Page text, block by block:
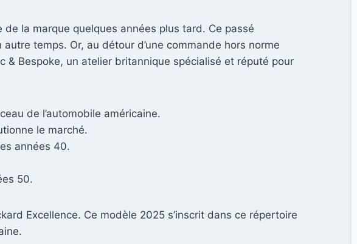
la marque quelques années plus tard. Ce passé
temps. Or, au détour d’une commande hors norme
& Bespoke, un atelier britannique spécialisé et réputé pour
de l’automobile américaine.
le marché.
années 40.
50.
Excellence. Ce modèle 2025 s’inscrit dans ce répertoire